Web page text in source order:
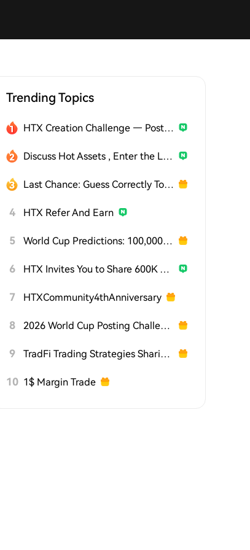
Trending Topics
HTX Creation Challenge — Post and Win 1,500U
Discuss Hot Assets , Enter the Lucky Draw
Last Chance: Guess Correctly Today and Win More
4 HTX Refer And Earn
5 World Cup Predictions: 100,000 USDT Daily
6 HTX Invites You to Share 600K USDT in Gift Packs
7 HTXCommunity4thAnniversary
8 2026 World Cup Posting Challenge on HTX Square
9 TradFi Trading Strategies Sharing Challenge
10 1$ Margin Trade